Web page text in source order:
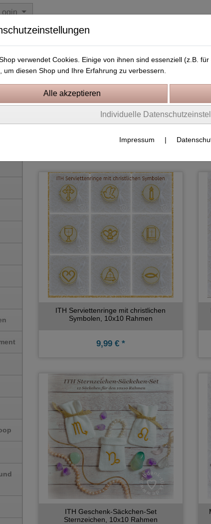
Instagram Kostenlose Stickdateien
Party und Geburtstag
ITH Serviettenringe mit christlichen
Symbolen, 10x10 Rahmen
9,99 € *
ITH Geschenk-Säckchen-Set
Sternzeichen, 10x10 Rahmen
verwendet Cookies. Einige von ihnen sind essenziell (z.B.
um diesen Shop und Ihre Erfahrung zu verbessern.
Individuelle
Impressum |